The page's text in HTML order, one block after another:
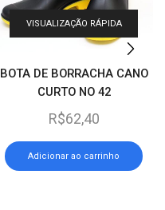
VISUALIZAÇÃO RÁPIDA
BOTA DE BORRACHA CANO
CURTO NO 42
R$62,40
Adicionar ao carrinho